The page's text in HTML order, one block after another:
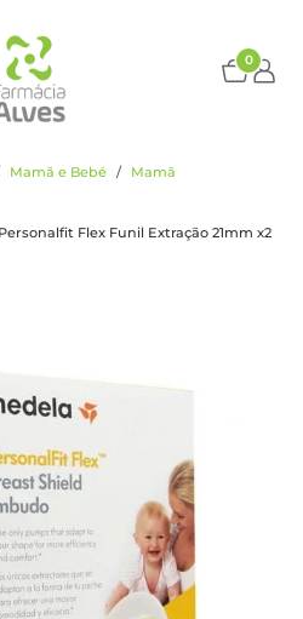
0
Mamã e Bebé Mamã
Flex Funil Extração 21mm x2